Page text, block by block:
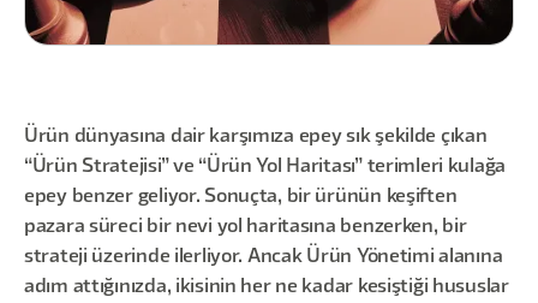
Ürün dünyasına dair karşımıza epey sık şekilde çıkan
“Ürün Stratejisi” ve “Ürün Yol Haritası” terimleri kulağa
epey benzer geliyor. Sonuçta, bir ürünün keşiften
pazara süreci bir nevi yol haritasına benzerken, bir
strateji üzerinde ilerliyor. Ancak Ürün Yönetimi alanına
adım attığınızda, ikisinin her ne kadar kesiştiği hususlar